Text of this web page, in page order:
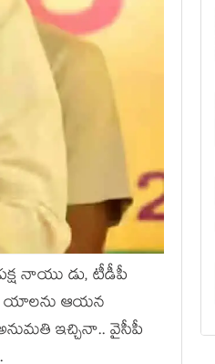
నాయు డు, టీడీపీ
యాల‌ను ఆయ‌న
ఇచ్చినా.. వైసీపీ